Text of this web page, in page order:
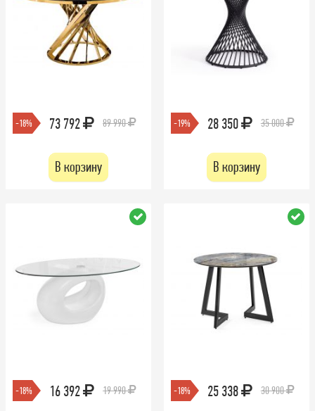
-18% 73 792 89 990
В корзину
-19% 28 350 35 000
В корзину
-18% 16 392 19 990 -18% 25 338 30 900